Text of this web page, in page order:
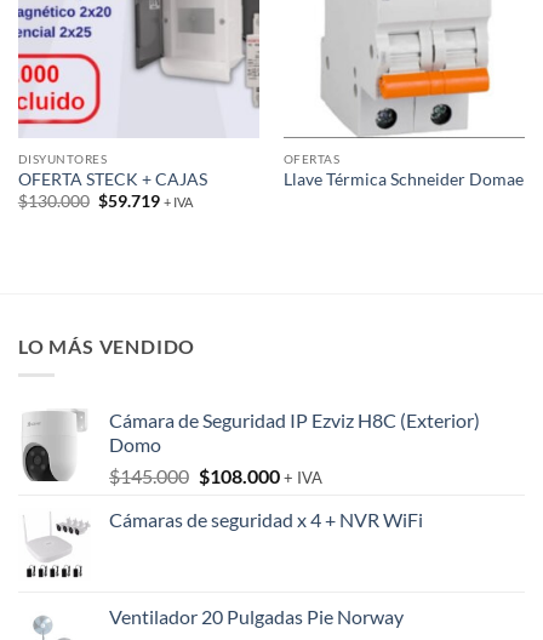
DISYUNTORES
OFERTA STECK + CAJAS
$130.000 El
$59.719El+ IVA
OFERTAS
Llave Térmica Schneider Domae
LO MÁS VENDIDO
Cámara de Seguridad IP Ezviz H8C (Exterior)
Domo
$145.000 El
original
$108.000El
actual
+ IVA
Cámaras de seguridad x 4 + NVR WiFi
Ventilador 20 Pulgadas Pie Norway